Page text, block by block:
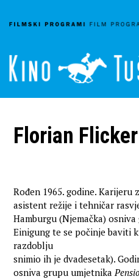
Florian Flicker
Rođen 1965. godine.
asistent režije i tehničar
Hamburgu (Njemačka)
Einigung te se počinje baviti
razdoblju
snimio ih je dvadesetak).
osniva grupu umjetnika